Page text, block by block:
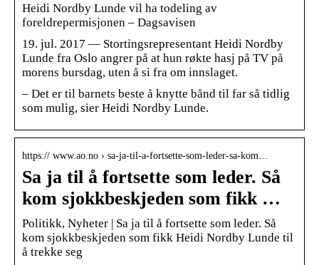
Heidi Nordby Lunde vil ha todeling av
foreldrepermisjonen – Dagsavisen
19. jul. 2017 — Stortingsrepresentant Heidi Nordby
Lunde fra Oslo angrer på at hun røkte hasj på TV på
morens bursdag, uten å si fra om innslaget.
– Det er til barnets beste å knytte bånd til far så tidlig
som mulig, sier Heidi Nordby Lunde.
https:// www.ao.no › sa-ja-til-a-fortsette-som-leder-sa-kom…
Sa ja til å fortsette som leder. Så
kom sjokkbeskjeden som fikk …
Politikk, Nyheter | Sa ja til å fortsette som leder. Så
kom sjokkbeskjeden som fikk Heidi Nordby Lunde til
å trekke seg